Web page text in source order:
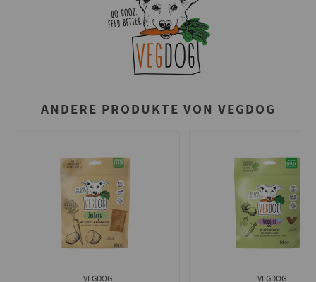
ANDERE PRODUKTE VON VEGDOG
VEGDOG VEGDOG